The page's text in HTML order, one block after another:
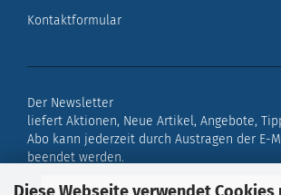
Diese Webseite verwendet Cookies
Kontaktformular
Der Newsletter
liefert Aktionen, Neue Artikel, Angebote,
Abo kann jederzeit durch Austragen der E-
beendet werden.